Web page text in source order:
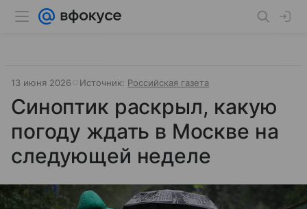
13 июня 2026 Источник: Российская газета
Синоптик раскрыл, какую
погоду ждать в Москве на
следующей неделе